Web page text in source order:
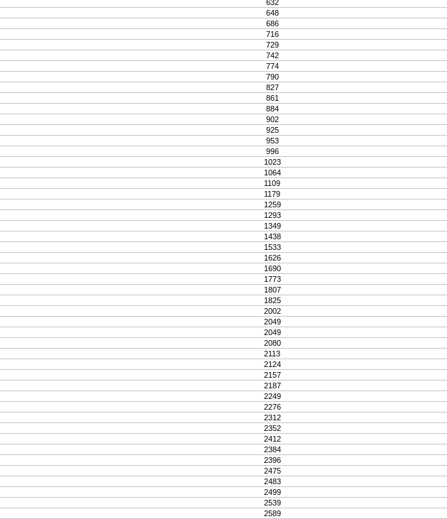
632
648
686
716
729
742
774
790
827
861
884
902
925
953
996
1023
1064
1109
1179
1259
1293
1349
1438
1533
1626
1690
1773
1807
1825
2002
2049
2049
2080
2113
2124
2157
2187
2249
2276
2312
2352
2412
2384
2396
2475
2483
2499
2539
2589